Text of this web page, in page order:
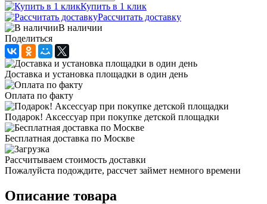
Купить в 1 клик
Рассчитать доставку
В наличии
Поделиться
Доставка и установка площадки в один день
Оплата по факту
Подарок! Аксессуар при покупке детской площадки
Бесплатная доставка по Москве
Рассчитываем стоимость доставки
Пожалуйста подождите, рассчет займет немного времени
Описание товара